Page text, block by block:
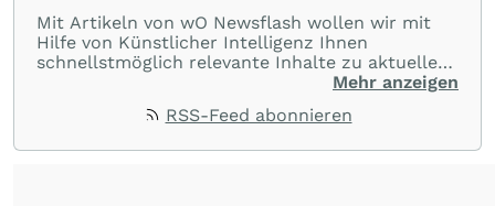
Mit Artikeln von wO Newsflash wollen wir mit
Hilfe von Künstlicher Intelligenz Ihnen
schnellstmöglich relevante Inhalte zu aktuellen
Ereignissen rund um Börse, Finanzmärkte aus
Mehr anzeigen
RSS-Feed abonnieren